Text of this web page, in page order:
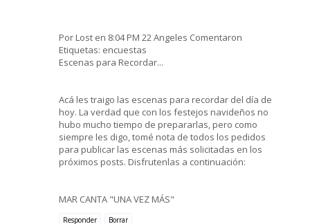
Por Lost en 8:04 PM 22 Angeles Comentaron
Etiquetas: encuestas
Escenas para Recordar...
Acá les traigo las escenas para recordar del día de
hoy. La verdad que con los festejos navideños no
hubo mucho tiempo de prepararlas, pero como
siempre les digo, tomé nota de todos los pedidos
para publicar las escenas más solicitadas en los
próximos posts. Disfrutenlas a continuación:
MAR CANTA "UNA VEZ MÁS"
Responder Borrar